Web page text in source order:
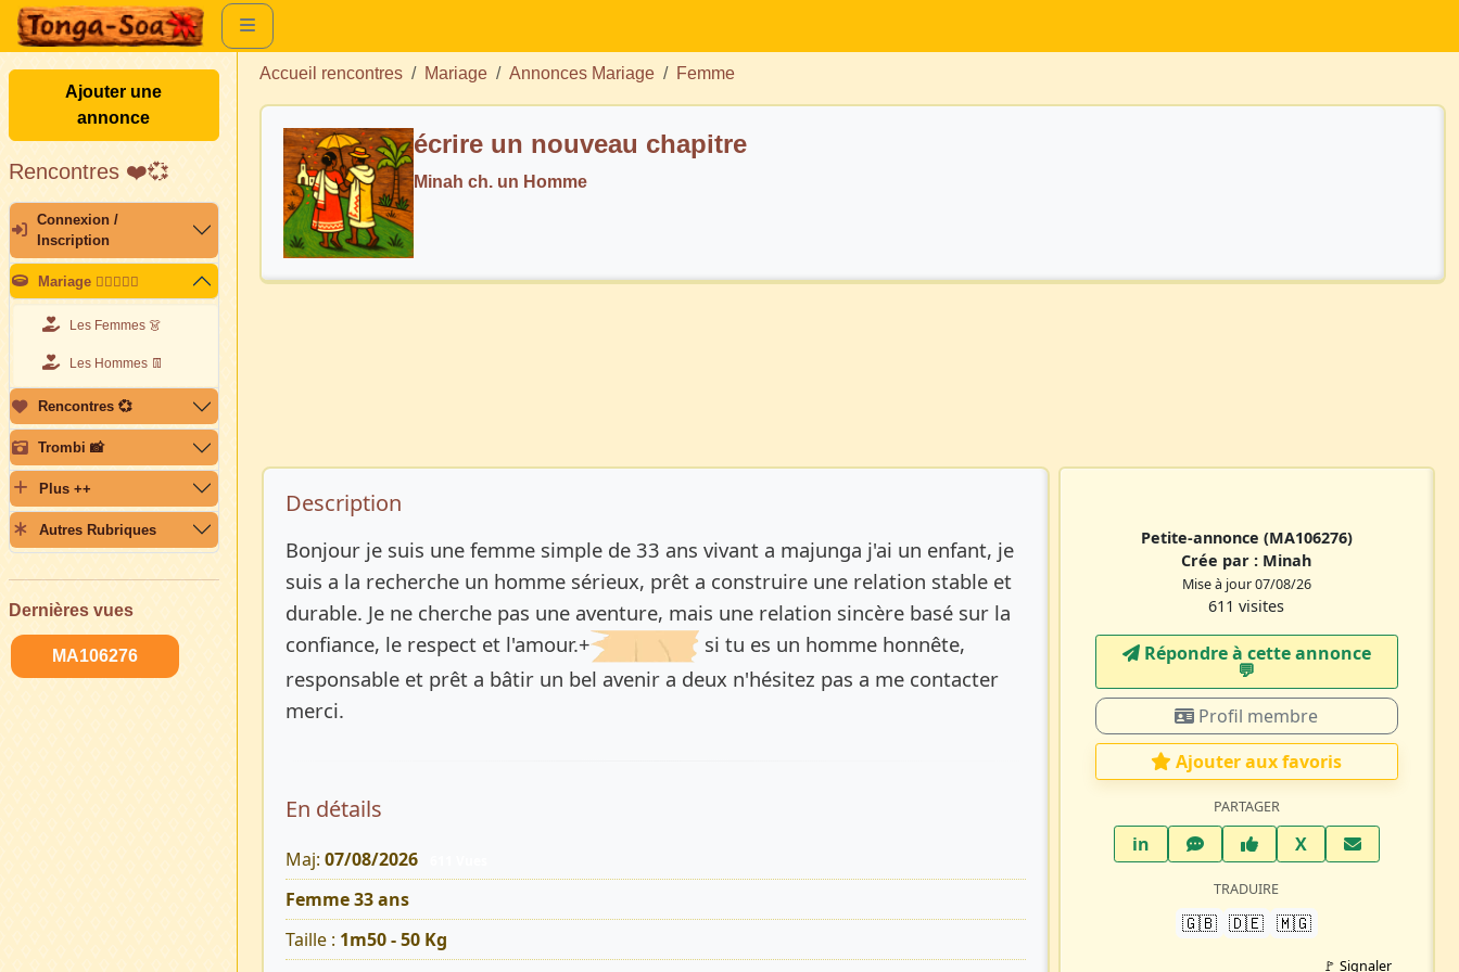
Ajouter une
annonce
Rencontres ❤️💞
Connexion /
Inscription
Mariage 👩🏽‍❤️‍👨🏽
Les Femmes 👗
Les Hommes 👖
Rencontres 💞
Trombi 📸
Plus ++
Autres Rubriques
Dernières vues
MA106276
Accueil rencontres Mariage Annonces Mariage Femme
écrire un nouveau chapitre
Minah ch. un Homme
Description de l’annonce
Description
Bonjour je suis une femme simple de 33 ans vivant a majunga j'ai un enfant, je
suis a la recherche un homme sérieux, prêt a construire une relation stable et
durable. Je ne cherche pas une aventure, mais une relation sincère basé sur la
confiance, le respect et l'amour.+
si tu es un homme honnête,
responsable et prêt a bâtir un bel avenir a deux n'hésitez pas a me contacter
merci.
En détails
Maj: 07/08/2026
Femme 33 ans
Taille : 1m50 - 50 Kg
Petite-annonce (MA106276)
Crée par : Minah
Mise à jour 07/08/26
611 visites
Répondre à cette annonce
💬​
Profil membre
Ajouter aux favoris
PARTAGER
inLinkedInWhatsAppFacebook
XTwitter X
TRADUIRE
🇬🇧 🇩🇪 🇲🇬
🚩 Signaler